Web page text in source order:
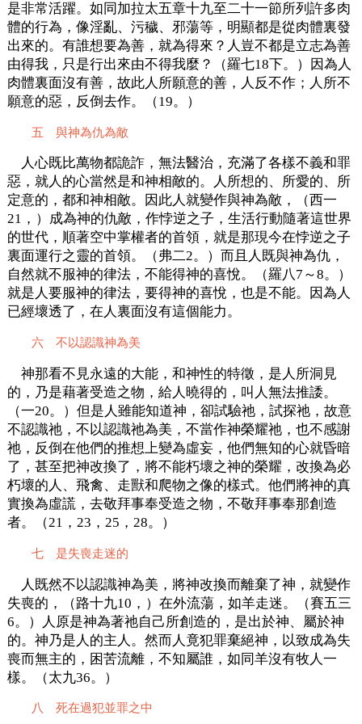
是非常活躍。如同加拉太五章十九至二十一節所列許多肉
體的行為，像淫亂、污穢、邪蕩等，明顯都是從肉體裏發
出來的。有誰想要為善，就為得來？人豈不都是立志為善
由得我，只是行出來由不得我麼？（羅七18下。）因為人
肉體裏面沒有善，故此人所願意的善，人反不作；人所不
願意的惡，反倒去作。（19。）
五 與神為仇為敵
人心既比萬物都詭詐，無法醫治，充滿了各樣不義和罪
惡，就人的心當然是和神相敵的。人所想的、所愛的、所
定意的，都和神相敵。因此人就變作與神為敵，（西一
21，）成為神的仇敵，作悖逆之子，生活行動隨著這世界
的世代，順著空中掌權者的首領，就是那現今在悖逆之子
裏面運行之靈的首領。（弗二2。）而且人既與神為仇，
自然就不服神的律法，不能得神的喜悅。（羅八7～8。）
就是人要服神的律法，要得神的喜悅，也是不能。因為人
已經壞透了，在人裏面沒有這個能力。
六 不以認識神為美
神那看不見永遠的大能，和神性的特徵，是人所洞見
的，乃是藉著受造之物，給人曉得的，叫人無法推諉。
（一20。）但是人雖能知道神，卻試驗祂，試探祂，故意
不認識祂，不以認識祂為美，不當作神榮耀祂，也不感謝
祂，反倒在他們的推想上變為虛妄，他們無知的心就昏暗
了，甚至把神改換了，將不能朽壞之神的榮耀，改換為必
朽壞的人、飛禽、走獸和爬物之像的樣式。他們將神的真
實換為虛謊，去敬拜事奉受造之物，不敬拜事奉那創造
者。（21，23，25，28。）
七 是失喪走迷的
人既然不以認識神為美，將神改換而離棄了神，就變作
失喪的，（路十九10，）在外流蕩，如羊走迷。（賽五三
6。）人原是神為著祂自己所創造的，是出於神、屬於神
的。神乃是人的主人。然而人竟犯罪棄絕神，以致成為失
喪而無主的，困苦流離，不知屬誰，如同羊沒有牧人一
樣。（太九36。）
八 死在過犯並罪之中